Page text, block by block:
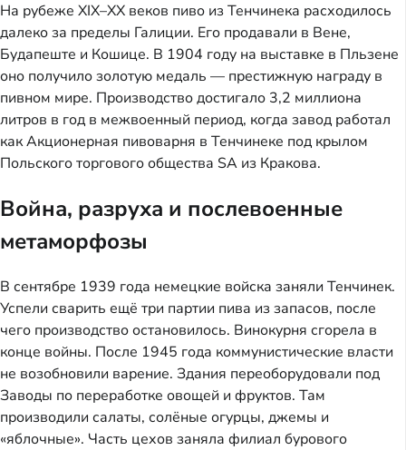
На рубеже XIX–XX веков пиво из Тенчинека расходилось
далеко за пределы Галиции. Его продавали в Вене,
Будапеште и Кошице. В 1904 году на выставке в Пльзене
оно получило золотую медаль — престижную награду в
пивном мире. Производство достигало 3,2 миллиона
литров в год в межвоенный период, когда завод работал
как Акционерная пивоварня в Тенчинеке под крылом
Польского торгового общества SA из Кракова.
Война, разруха и послевоенные
метаморфозы
В сентябре 1939 года немецкие войска заняли Тенчинек.
Успели сварить ещё три партии пива из запасов, после
чего производство остановилось. Винокурня сгорела в
конце войны. После 1945 года коммунистические власти
не возобновили варение. Здания переоборудовали под
Заводы по переработке овощей и фруктов. Там
производили салаты, солёные огурцы, джемы и
«яблочные». Часть цехов заняла филиал бурового